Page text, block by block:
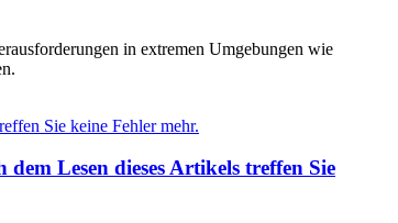
in extremen Umgebungen wie
Lesen dieses Artikels treffen Sie